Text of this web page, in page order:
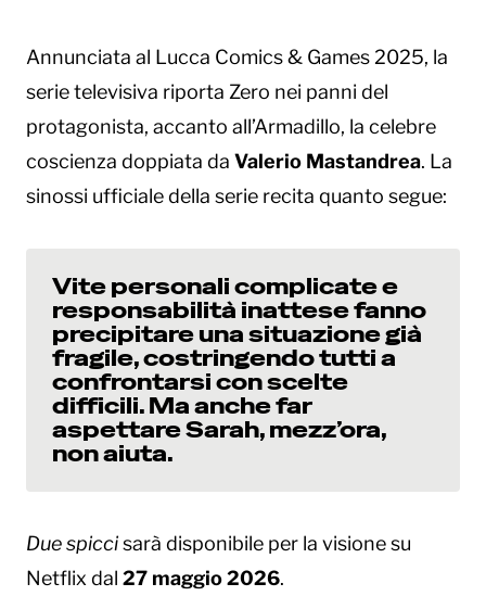
Annunciata al Lucca Comics & Games 2025, la
serie televisiva riporta Zero nei panni del
protagonista, accanto all’Armadillo, la celebre
coscienza doppiata da Valerio Mastandrea. La
sinossi ufficiale della serie recita quanto segue:
Vite personali complicate e
responsabilità inattese fanno
precipitare una situazione già
fragile, costringendo tutti a
confrontarsi con scelte
difficili. Ma anche far
aspettare Sarah, mezz’ora,
non aiuta.
Due spiccisarà disponibile per la visione su
Netflix dal 27 maggio 2026.